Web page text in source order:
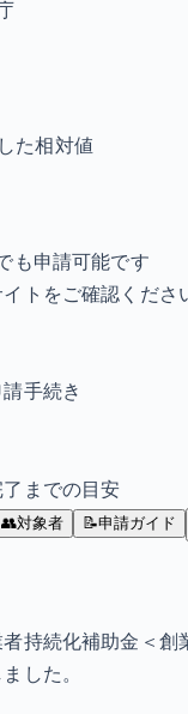
た相対値
も申請可能です
トをご確認くださ
手続き
までの目安
👥対象者 📝申請ガイド
持続化補助金＜創
した。